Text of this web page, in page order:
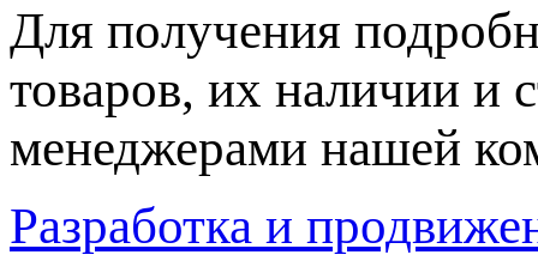
Для пoлучения
товaров, их нaличии и
менеджерами нашей
Разработка и